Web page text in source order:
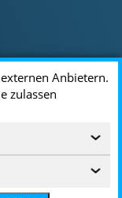
Anbietern.
zulassen
‹
‹